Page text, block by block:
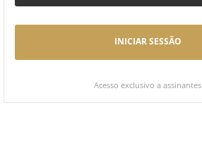
INICIAR SESSÃO
Acesso exclusivo a assinantes